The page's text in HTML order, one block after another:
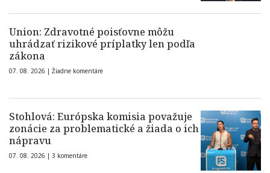
Union: Zdravotné poisťovne môžu
uhrádzať rizikové príplatky len podľa
zákona
07. 08. 2026 | Žiadne komentáre
Stohlová: Európska komisia považuje
zonácie za problematické a žiada o ich
nápravu
07. 08. 2026 | 3 komentáre